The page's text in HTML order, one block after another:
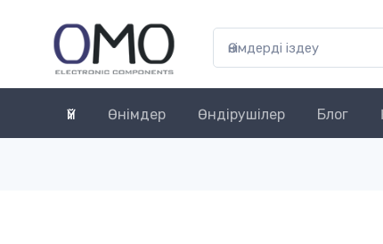
Үй Өнімдер Өндірушілер Блог